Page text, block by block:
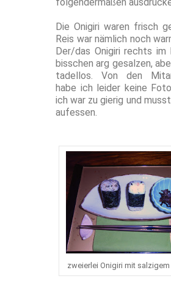
Die Onigiri waren frisch
Reis war nämlich noch
Der/das Onigiri rechts im
bisschen arg gesalzen,
tadellos. Von den
habe ich leider keine
ich war zu gierig und
aufessen.
zweierlei Onigiri mit salzigem